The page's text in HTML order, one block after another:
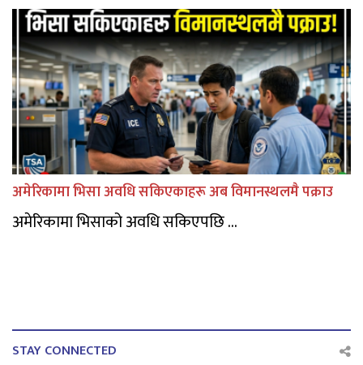
अमेरिकामा भिसा अवधि सकिएकाहरू अब विमानस्थलमै पक्राउ
अमेरिकामा भिसाको अवधि सकिएपछि ...
STAY CONNECTED